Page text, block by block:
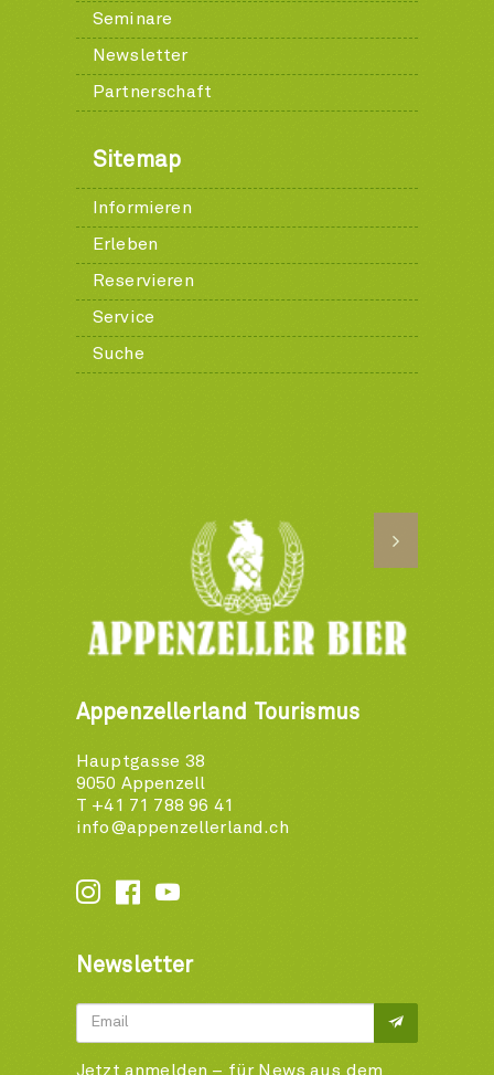
Seminare
Newsletter
Partnerschaft
Sitemap
Informieren
Erleben
Reservieren
Service
Suche
Appenzellerland Tourismus
Hauptgasse 38
9050 Appenzell
T +41 71 788 96 41
info@appenzellerland.ch



Newsletter
Jetzt anmelden – für News aus dem